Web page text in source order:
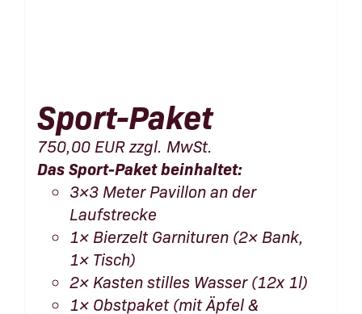
Sport-Paket
750,00 EURzzgl. MwSt.
Das Sport-Paket beinhaltet:
3×3 Meter Pavillon an der
Laufstrecke
1× Bierzelt Garnituren (2× Bank,
1× Tisch)
2× Kasten stilles Wasser (12x 1l)
1× Obstpaket (mit Äpfel &